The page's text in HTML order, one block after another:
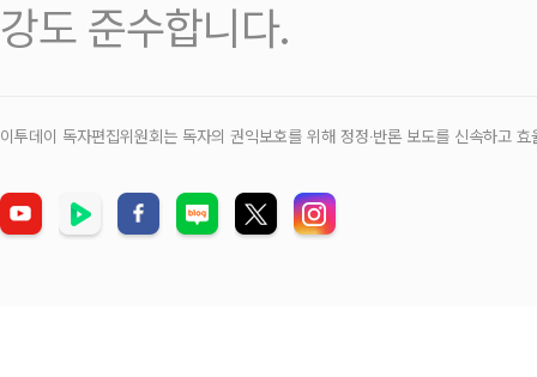
강도 준수합니다.
이투데이 독자편집위원회는 독자의 권익보호를 위해 정정‧반론 보도를 신속하고